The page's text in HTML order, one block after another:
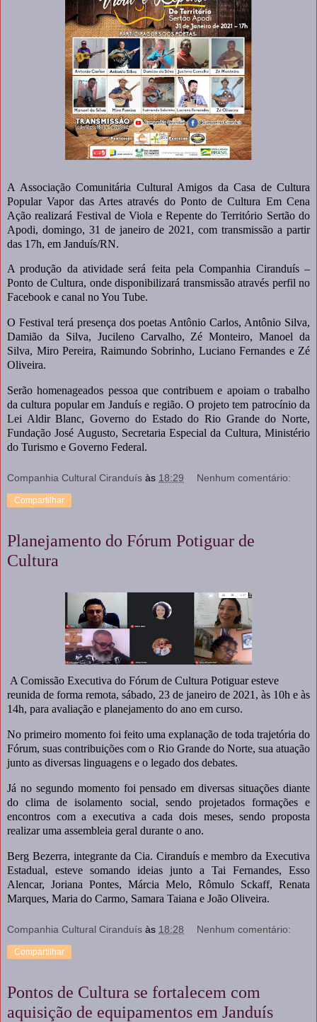
A Associação Comunitária Cultural Amigos da Casa de Cultura
Popular Vapor das Artes através do Ponto de Cultura Em Cena
Ação realizará Festival de Viola e Repente do Território Sertão do
Apodi, domingo, 31 de janeiro de 2021, com transmissão a partir
das 17h, em Janduís/RN.
A produção da atividade será feita pela Companhia Ciranduís –
Ponto de Cultura, onde disponibilizará transmissão através perfil no
Facebook e canal no You Tube.
O Festival terá presença dos poetas Antônio Carlos, Antônio Silva,
Damião da Silva, Jucileno Carvalho, Zé Monteiro, Manoel da
Silva, Miro Pereira, Raimundo Sobrinho, Luciano Fernandes e Zé
Oliveira.
Serão homenageados pessoa que contribuem e apoiam o trabalho
da cultura popular em Janduís e região. O projeto tem patrocínio da
Lei Aldir Blanc, Governo do Estado do Rio Grande do Norte,
Fundação José Augusto, Secretaria Especial da Cultura, Ministério
do Turismo e Governo Federal.
Companhia Cultural Ciranduís às 18:29 Nenhum comentário:
Compartilhar
Planejamento do Fórum Potiguar de
Cultura
A Comissão Executiva do Fórum de Cultura Potiguar esteve
reunida de forma remota, sábado, 23 de janeiro de 2021, às 10h e às
14h, para avaliação e planejamento do ano em curso.
No primeiro momento foi feito uma explanação de toda trajetória do
Fórum, suas contribuições com o Rio Grande do Norte, sua atuação
junto as diversas linguagens e o legado dos debates.
Já no segundo momento foi pensado em diversas situações diante
do clima de isolamento social, sendo projetados formações e
encontros com a executiva a cada dois meses, sendo proposta
realizar uma assembleia geral durante o ano.
Berg Bezerra, integrante da Cia. Ciranduís e membro da Executiva
Estadual, esteve somando ideias junto a Tai Fernandes, Esso
Alencar, Joriana Pontes, Márcia Melo, Rômulo Sckaff, Renata
Marques, Maria do Carmo, Samara Taiana e João Oliveira.
Companhia Cultural Ciranduís às 18:28 Nenhum comentário:
Compartilhar
Pontos de Cultura se fortalecem com
aquisição de equipamentos em Janduís